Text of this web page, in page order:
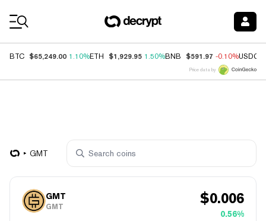
BTC $65,249.00 1.10%ETH $1,929.95 1.50%BNB $591.97 -0.10%USDC
Price data by
GMT
GMT
GMT $0.006
0.56%